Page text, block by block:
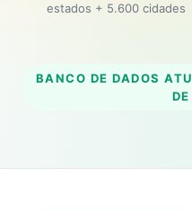
estados + 5.600 cidades
BANCO DE DADOS